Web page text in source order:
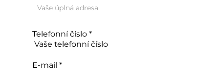
Telefonní číslo
E-mail